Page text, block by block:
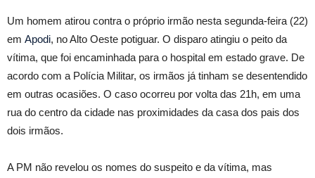
Um homem atirou contra o próprio irmão nesta segunda-feira (22)
em Apodi, no Alto Oeste potiguar. O disparo atingiu o peito da
vítima, que foi encaminhada para o hospital em estado grave. De
acordo com a Polícia Militar, os irmãos já tinham se desentendido
em outras ocasiões. O caso ocorreu por volta das 21h, em uma
rua do centro da cidade nas proximidades da casa dos pais dos
dois irmãos.
A PM não revelou os nomes do suspeito e da vítima, mas